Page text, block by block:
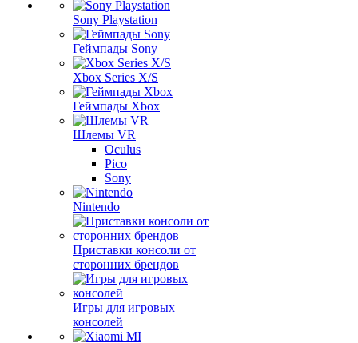
Sony Playstation
Геймпады Sony
Xbox Series X/S
Геймпады Xbox
Шлемы VR
Oculus
Pico
Sony
Nintendo
Приставки консоли от
сторонних брендов
Игры для игровых
консолей